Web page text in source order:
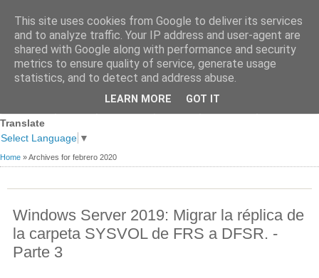
Premios
Links de
Contacto
Translate
Select Language ▼
Home »Archives for febrero 2020
Windows Server 2019: Migrar la réplica de
la carpeta SYSVOL de FRS a DFSR. -
Parte 3
This site uses cookies from Google to deliver its services
and to analyze traffic. Your IP address and user-agent are
shared with Google along with performance and security
metrics to ensure quality of service, generate usage
statistics, and to detect and address abuse.
LEARN MORE GOT IT